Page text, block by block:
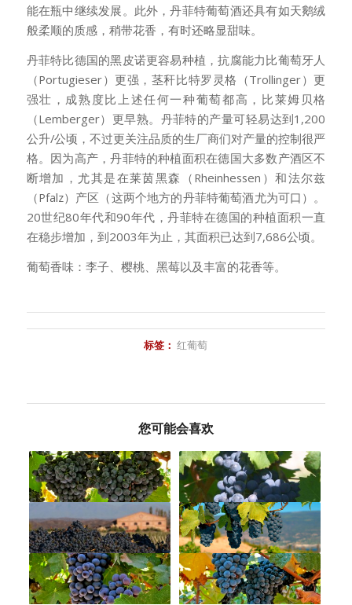
能在瓶中继续发展。此外，丹菲特葡萄酒还具有如天鹅绒
般柔顺的质感，稍带花香，有时还略显甜味。
丹菲特比德国的黑皮诺更容易种植，抗腐能力比葡萄牙人
（Portugieser）更强，茎秆比特罗灵格（Trollinger）更
强壮，成熟度比上述任何一种葡萄都高，比莱姆贝格
（Lemberger）更早熟。丹菲特的产量可轻易达到1,200
公升/公顷，不过更关注品质的生厂商们对产量的控制很严
格。因为高产，丹菲特的种植面积在德国大多数产酒区不
断增加，尤其是在莱茵黑森（Rheinhessen）和法尔兹
（Pfalz）产区（这两个地方的丹菲特葡萄酒尤为可口）。
20世纪80年代和90年代，丹菲特在德国的种植面积一直
在稳步增加，到2003年为止，其面积已达到7,686公顷。
葡萄香味：李子、樱桃、黑莓以及丰富的花香等。
标签： 红葡萄
您可能会喜欢